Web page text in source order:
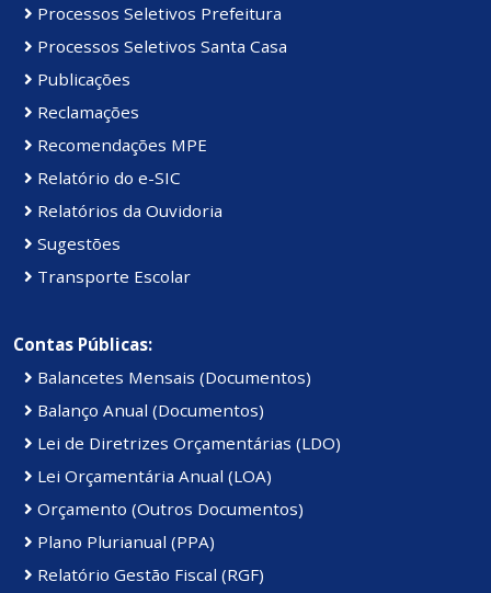
Processos Seletivos Prefeitura
Processos Seletivos Santa Casa
Publicações
Reclamações
Recomendações MPE
Relatório do e-SIC
Relatórios da Ouvidoria
Sugestões
Transporte Escolar
Contas Públicas:
Balancetes Mensais (Documentos)
Balanço Anual (Documentos)
Lei de Diretrizes Orçamentárias (LDO)
Lei Orçamentária Anual (LOA)
Orçamento (Outros Documentos)
Plano Plurianual (PPA)
Relatório Gestão Fiscal (RGF)